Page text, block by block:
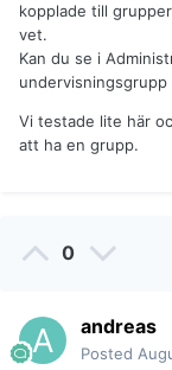
kopplade till
vet.
Kan du se i
undervisningsgrupp
Vi testade lite här
att ha en grupp.
0
andreas
Posted